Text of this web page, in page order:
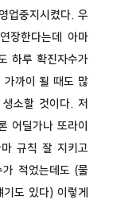
업중지시켰다. 우
장한다는데 아마
하루 확진자수가
까이 될 때도 많
소할 것이다. 저
어딜가나 또라이
규칙 잘 지키고
적었는데도 (물
도 있다) 이렇게